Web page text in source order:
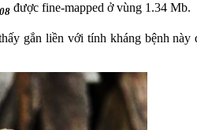
được fine-mapped ở vùng 1.34 Mb.
gắn liền với tính kháng bệnh này